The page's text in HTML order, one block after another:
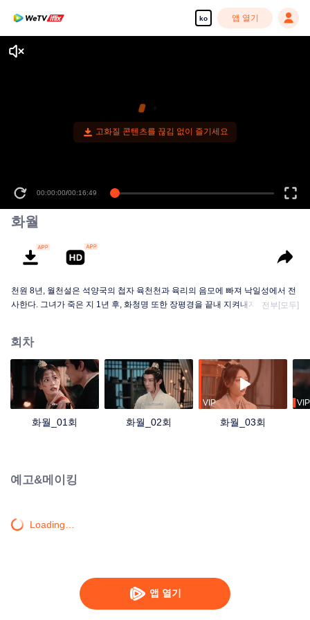
ko 앱 열기
앱 열기
고화질 콘텐츠를 끊김 없이 즐기세요
00:00:00/00:16:49
화월
천원 8년, 월천설은 석양국의 첩자 육천천과 육리의 음모에 빠져 낙일성에서 전
사한다. 그녀가 죽은 지 1년 후, 화청명 또한 장평경을 끝내 지켜내지 못하고, 그
람의 시간을 천원 6년으로 되돌린다. 이로써 월천설과 화청명은 백성을 구원할
운명에 함께 얽히게 되는데…
전부[모두]
회차
화월_01회 화월_02회
VIP
화월_03회
VIP
예고&메이킹
Loading…